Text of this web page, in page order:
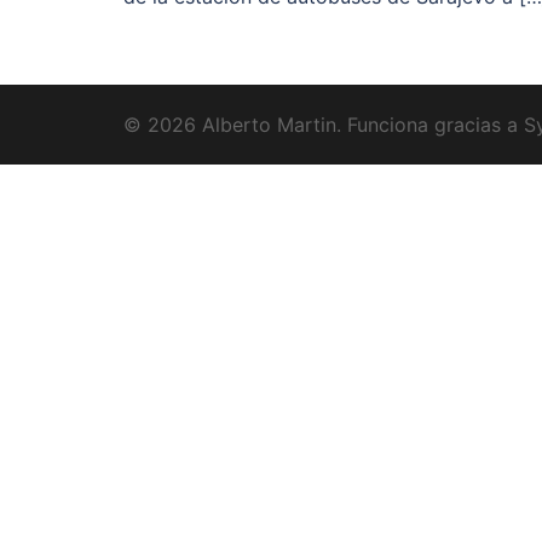
© 2026 Alberto Martin. Funciona gracias a